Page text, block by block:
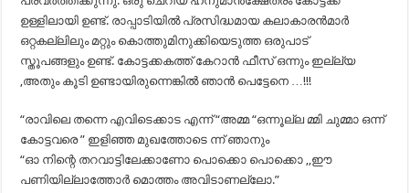
ഉള്ളിലായി ഉണ്ട്. രാപ്പാടിയിൽ പ്രസിദ്ധമായ കലാകാരൻമാർ
ഒറ്റകല്ലിലും മറ്റും കൊത്തുമിനുക്കിയെടുത്ത ഒരുപാട്
സ്തൂപങ്ങളും ഉണ്ട്. കോട്ടക്കകത്ത് കേറാൻ ഫീസ് ഒന്നും ഇല്ല്യ
,അതും കൂടി ഉണ്ടായിരുന്നെങ്കിൽ ഞാൻ പെട്ടേനെ …!!!
“രാവിലെ തന്നെ എവിടെക്കാട എന്ന് “അമ്മ “ഒന്നൂല്ല മ്മി ചുമ്മാ ഒന്ന്‌
കോട്ടവരെ ” ഇളിഞ്ഞ മുഖത്തോടെ ന്ന് ഞാനും
“ഓ നിന്റെ തറവാട്ടിലേക്കാണോ പൊക്കൊ പൊക്കൊ ,,ഈ
പണിയില്ലാത്തോർ മൊത്തം അവിടാണല്ലോ.”